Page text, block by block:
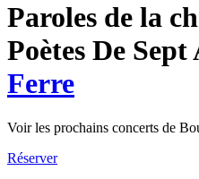
Paroles de la
Poètes De
Ferre
Voir les prochains concerts de
Réserver